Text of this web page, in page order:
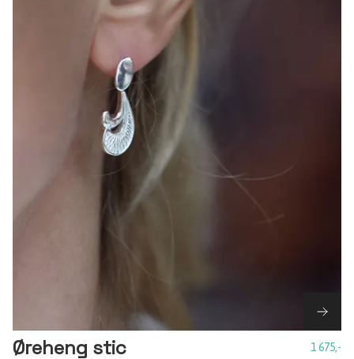
Øreheng stic 1 675,-